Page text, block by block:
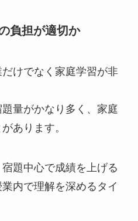
負担が適切か
けでなく家庭学習が非
量がかなり多く、家庭
あります。
題中心で成績を上げる
内で理解を深めるタイ